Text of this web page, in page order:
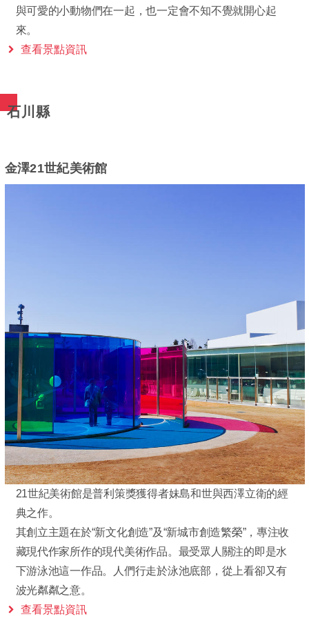
與可愛的小動物們在一起，也一定會不知不覺就開心起
來。
查看景點資訊
石川縣
金澤21世紀美術館
21世紀美術館是普利策獎獲得者妹島和世與西澤立衛的經
典之作。
其創立主題在於“新文化創造”及“新城市創造繁榮”，專注收
藏現代作家所作的現代美術作品。最受眾人關注的即是水
下游泳池這一作品。人們行走於泳池底部，從上看卻又有
波光粼粼之意。
查看景點資訊